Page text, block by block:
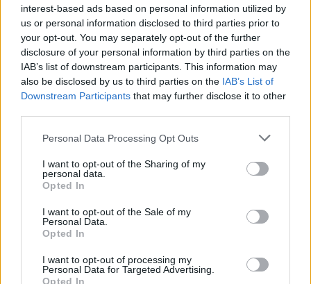
interest-based ads based on personal information utilized by
us or personal information disclosed to third parties prior to
your opt-out. You may separately opt-out of the further
disclosure of your personal information by third parties on the
IAB’s list of downstream participants. This information may
also be disclosed by us to third parties on the IAB’s List of
Downstream Participants that may further disclose it to other
Personal Data Processing Opt Outs
I want to opt-out of the Sharing of my
personal data.
Opted In
I want to opt-out of the Sale of my
Personal Data.
Opted In
I want to opt-out of processing my
Personal Data for Targeted Advertising.
Opted In
Γαλλία-Ιταλία: Οι
οικονομίες τους
επλήγησαν περισσότερο
στο δεύτερο lockdown
Ιταλία: Παράταση του
τοπικού lockdown σε
τέσσερις περιφέρειες
20/11/2020 - 15:31